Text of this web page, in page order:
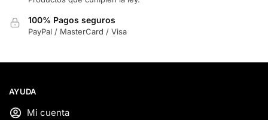
100% Pagos seguros
PayPal / MasterCard / Visa
AYUDA
Mi cuenta